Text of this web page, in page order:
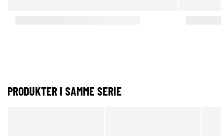
PRODUKTER I SAMME SERIE